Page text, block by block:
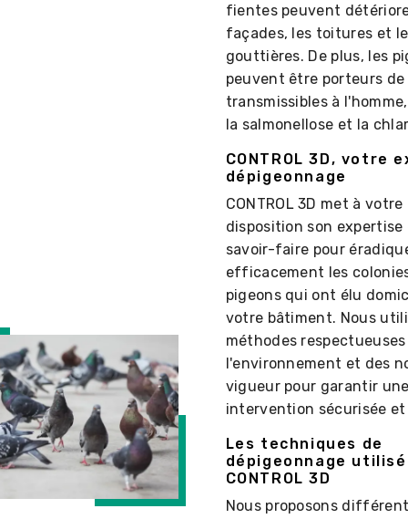
fientes peuvent
façades, les toitures et
gouttières. De plus, les
peuvent être porteurs de
transmissibles à
la salmonellose et la
CONTROL 3D, votre
dépigeonnage
CONTROL 3D met à votre
disposition son expertise
savoir-faire pour
efficacement les
pigeons qui ont élu
votre bâtiment. Nous
méthodes
l'environnement et des
vigueur pour garantir
intervention sécurisée
Les techniques de
dépigeonnage
CONTROL 3D
Nous proposons